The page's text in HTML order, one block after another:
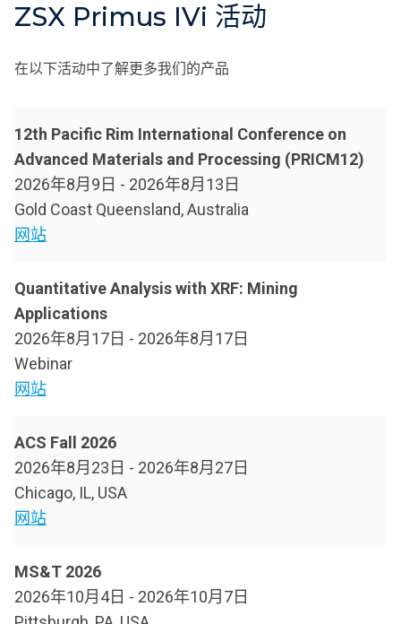
ZSX Primus IVi 活动
在以下活动中了解更多我们的产品
12th Pacific Rim International Conference on
Advanced Materials and Processing (PRICM12)
2026年8月9日 - 2026年8月13日
Gold Coast Queensland, Australia
网站
Quantitative Analysis with XRF: Mining
Applications
2026年8月17日 - 2026年8月17日
Webinar
网站
ACS Fall 2026
2026年8月23日 - 2026年8月27日
Chicago, IL, USA
网站
MS&T 2026
2026年10月4日 - 2026年10月7日